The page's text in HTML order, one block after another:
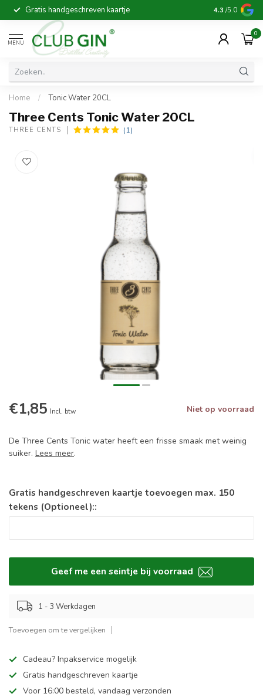
Gratis handgeschreven kaartje Voor 16:00
4.3 /5.0
MENU
0
Home / Tonic Water 20CL
Three Cents Tonic Water 20CL
THREE CENTS (1)
€1,85 Incl. btw Niet op voorraad
De Three Cents Tonic water heeft een frisse smaak met weinig
suiker. Lees meer.
Gratis handgeschreven kaartje toevoegen max. 150
tekens (Optioneel)::
Geef me een seintje bij voorraad
1 - 3 Werkdagen
Toevoegen om te vergelijken
Cadeau? Inpakservice mogelijk
Gratis handgeschreven kaartje
Voor 16:00 besteld, vandaag verzonden